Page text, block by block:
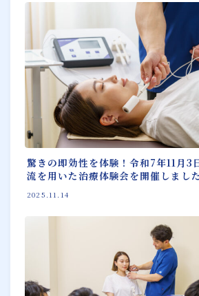
驚きの即効性を体験！令和7年11月3
流を用いた治療体験会を開催しました
2025.11.14